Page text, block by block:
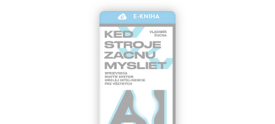
E-KNIHA